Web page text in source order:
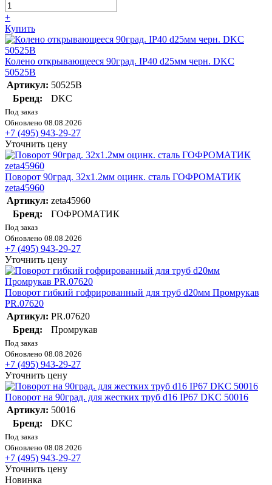
+
Купить
Колено открывающееся 90град. IP40 d25мм черн. DKC
50525B
Артикул: 50525B
Бренд:
DKC
Под заказ
Обновлено 08.08.2026
+7 (495) 943-29-27
Уточнить цену
Поворот 90град. 32х1.2мм оцинк. сталь ГОФРОМАТИК
zeta45960
Артикул: zeta45960
Бренд:
ГОФРОМАТИК
Под заказ
Обновлено 08.08.2026
+7 (495) 943-29-27
Уточнить цену
Поворот гибкий гофрированный для труб d20мм Промрукав
PR.07620
Артикул: PR.07620
Бренд:
Промрукав
Под заказ
Обновлено 08.08.2026
+7 (495) 943-29-27
Уточнить цену
Поворот на 90град. для жестких труб d16 IP67 DKC 50016
Артикул: 50016
Бренд:
DKC
Под заказ
Обновлено 08.08.2026
+7 (495) 943-29-27
Уточнить цену
Новинка